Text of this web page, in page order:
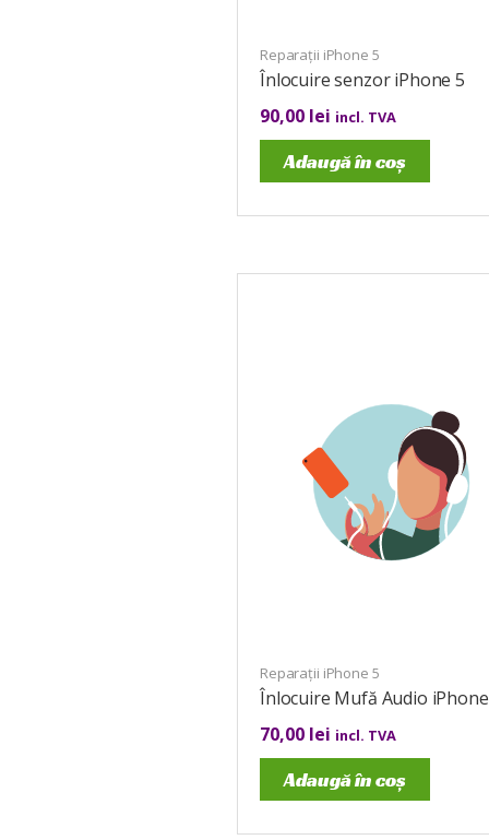
Reparații iPhone 5
Înlocuire senzor iPhone 5
90,00 lei incl. TVA
Adaugă în coș
Reparații iPhone 5
Înlocuire Mufă Audio
70,00 lei incl. TVA
Adaugă în coș